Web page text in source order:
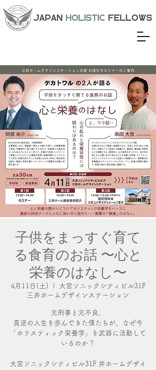
子供をまっすぐ育て
る食育のお話 〜心と
栄養のはなし〜
4月11日(土)
大宮ソニックシティビル31F
三井ホームデザインステーション
元刑事と元不良。
真逆の人生を歩んできた僕たちが、なぜ今
「ホリスティック栄養学」を武器に活動して
いるのか？
大宮ソニックシティビル31F 井ホームデザイ